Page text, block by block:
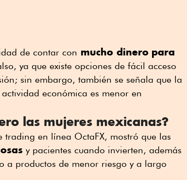
de contar con mucho dinero para
ya que existe opciones de fácil acceso
sin embargo, también se señala que la
económica es menor en
las mujeres mexicanas?
en línea OctaFX, mostró que las
y pacientes cuando invierten, además
a productos de menor riesgo y a largo